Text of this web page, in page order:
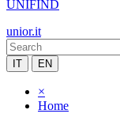
UNIFIND
unior.it
IT EN
×
Home